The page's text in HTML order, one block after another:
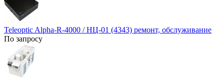
Teleoptic Alpha-R-4000 / НЦ-01 (4343) ремонт, обслуживание
По запросу